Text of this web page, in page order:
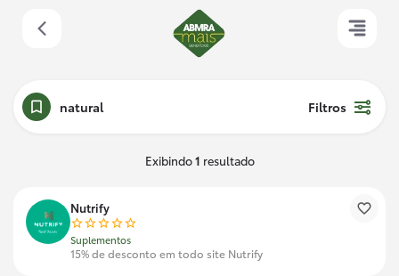
natural Filtros
Exibindo1 resultado
Nutrify
Suplementos
15% de desconto em todo site Nutrify